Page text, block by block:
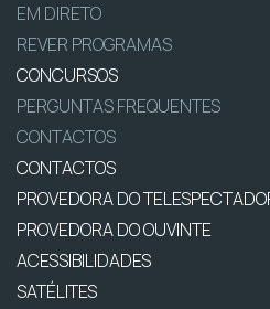
EM DIRETO
REVER PROGRAMAS
CONCURSOS
PERGUNTAS FREQUENTES
CONTACTOS
CONTACTOS
PROVEDORA DO
PROVEDORA DO OUVINTE
ACESSIBILIDADES
SATÉLITES